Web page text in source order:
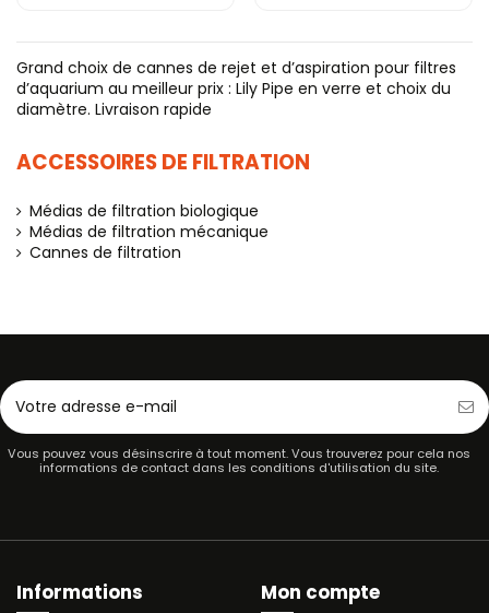
Grand choix de cannes de rejet et d’aspiration pour filtres
d’aquarium au meilleur prix : Lily Pipe en verre et choix du
diamètre. Livraison rapide
ACCESSOIRES DE FILTRATION
Médias de filtration biologique
Médias de filtration mécanique
Cannes de filtration
Vous pouvez vous désinscrire à tout moment. Vous trouverez pour cela nos
informations de contact dans les conditions d'utilisation du site.
Informations Mon compte